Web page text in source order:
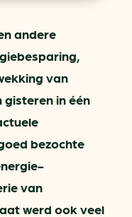
andere
van
gisteren in één
bezochte
van
werd ook veel